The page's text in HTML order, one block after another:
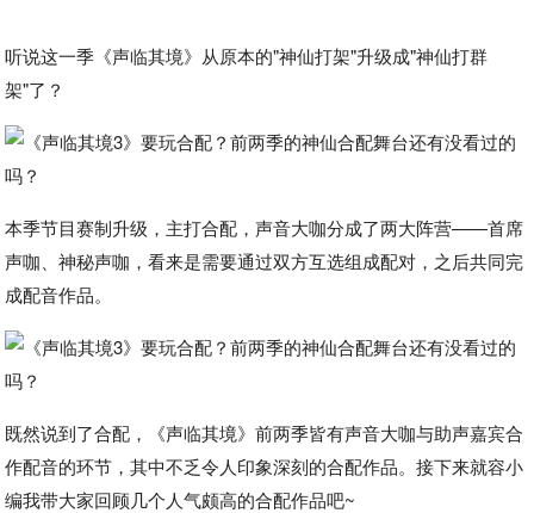
听说这一季《声临其境》从原本的"神仙打架"升级成"神仙打群
架"了？
本季节目赛制升级，主打合配，声音大咖分成了两大阵营——首席
声咖、神秘声咖，看来是需要通过双方互选组成配对，之后共同完
成配音作品。
既然说到了合配，《声临其境》前两季皆有声音大咖与助声嘉宾合
作配音的环节，其中不乏令人印象深刻的合配作品。接下来就容小
编我带大家回顾几个人气颇高的合配作品吧~